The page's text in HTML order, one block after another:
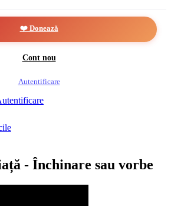
❤️ Donează
Cont nou
Autentificare
- Închinare sau vorbe